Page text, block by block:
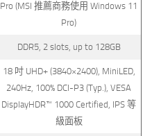
Pro (MSI 推薦商務使用 Windows 11
Pro)
DDR5, 2 slots, up to 128GB
18 吋 UHD+ (3840×2400), MiniLED,
240Hz, 100% DCI-P3 (Typ.), VESA
DisplayHDR™ 1000 Certified, IPS 等
級面板